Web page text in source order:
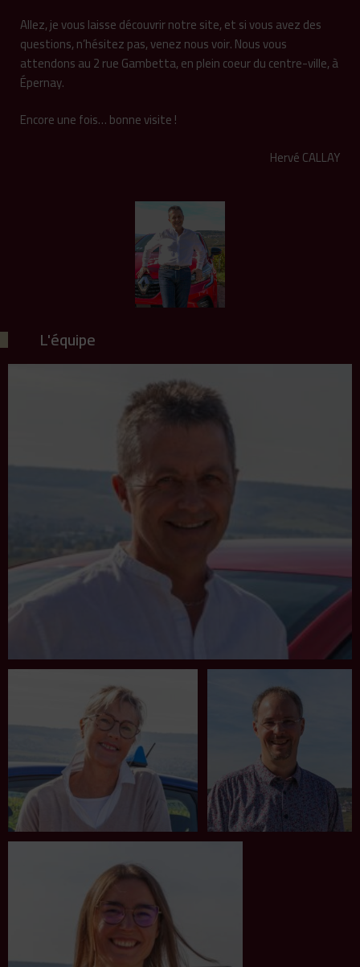
Allez, je vous laisse découvrir notre site, et si vous avez des
questions, n’hésitez pas, venez nous voir. Nous vous
attendons au 2 rue Gambetta, en plein coeur du centre-ville, à
Épernay.
Encore une fois… bonne visite !
Hervé CALLAY
L'équipe